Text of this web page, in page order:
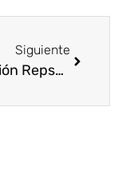
Siguiente
Fundación Repsol, Premio al Voluntariado 2025 por la Fundación Integra España